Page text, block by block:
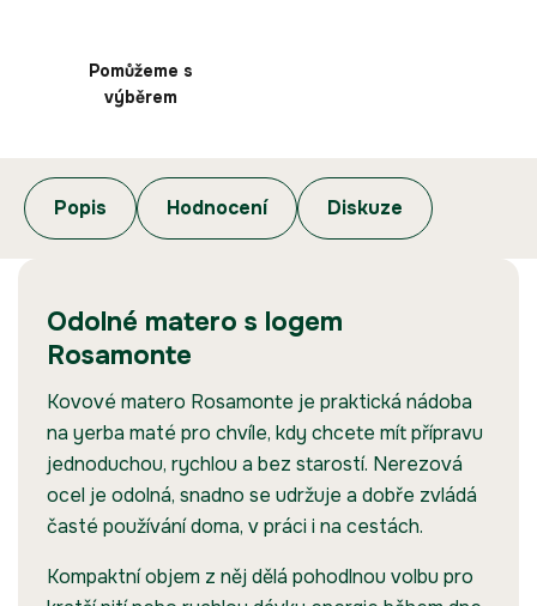
Pomůžeme s
výběrem
Popis Hodnocení Diskuze
Odolné matero s logem
Rosamonte
Kovové matero Rosamonte je praktická nádoba
na yerba maté pro chvíle, kdy chcete mít přípravu
jednoduchou, rychlou a bez starostí. Nerezová
ocel je odolná, snadno se udržuje a dobře zvládá
časté používání doma, v práci i na cestách.
Kompaktní objem z něj dělá pohodlnou volbu pro